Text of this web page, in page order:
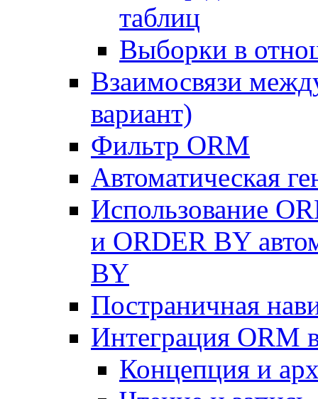
таблиц
Выборки в
Взаимосвязи
вариант)
Фильтр ORM
Автоматическая
Использование
и ORDER BY
BY
Постраничная
Интеграция ORM
Концепция и